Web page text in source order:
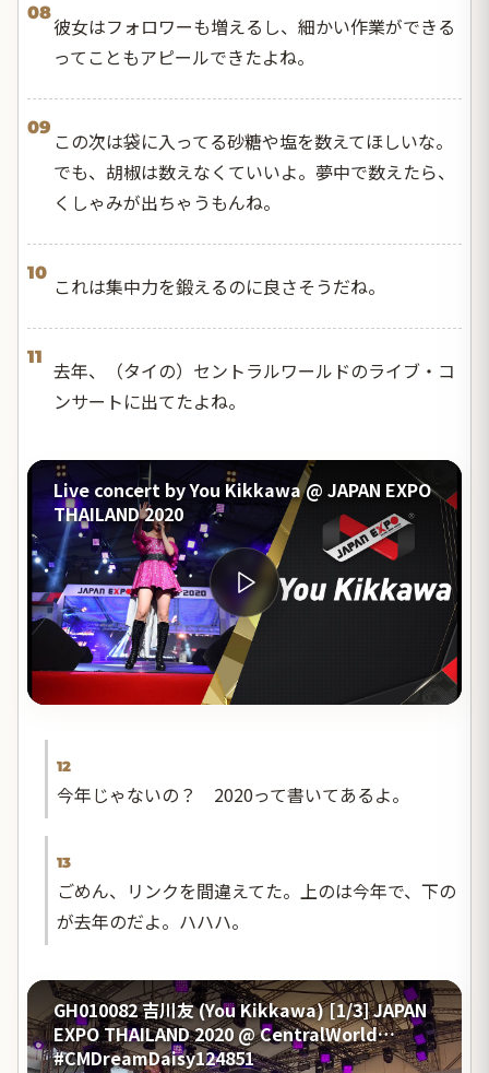
08
彼女はフォロワーも増えるし、細かい作業ができる
ってこともアピールできたよね。
09
この次は袋に入ってる砂糖や塩を数えてほしいな。
でも、胡椒は数えなくていいよ。夢中で数えたら、
くしゃみが出ちゃうもんね。
10
これは集中力を鍛えるのに良さそうだね。
11
去年、（タイの）セントラルワールドのライブ・コ
ンサートに出てたよね。
Live concert by You Kikkawa @ JAPAN EXPO
THAILAND 2020
12
今年じゃないの？ 2020って書いてあるよ。
13
ごめん、リンクを間違えてた。上のは今年で、下の
が去年のだよ。ハハハ。
GH010082 吉川友 (You Kikkawa) [1/3] JAPAN
EXPO THAILAND 2020 @ CentralWorld
#CMDreamDaisy124851